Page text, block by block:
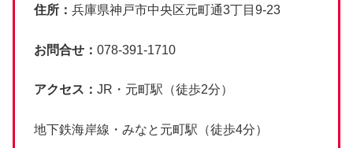
住所： 兵庫県神戸市中央区元町通3丁目9-23
お問合せ： 078-391-1710
アクセス： JR・元町駅（徒歩2分）
地下鉄海岸線・みなと元町駅（徒歩4分）